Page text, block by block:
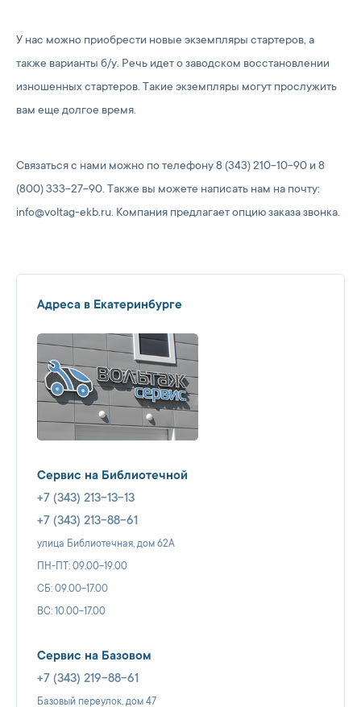
У нас можно приобрести новые экземпляры стартеров, а
также варианты б/у. Речь идет о заводском восстановлении
изношенных стартеров. Такие экземпляры могут прослужить
вам еще долгое время.
Связаться с нами можно по телефону 8 (343) 210-10-90 и 8
(800) 333-27-90. Также вы можете написать нам на почту:
info@voltag-ekb.ru. Компания предлагает опцию заказа звонка.
Адреса в Екатеринбурге
Сервис на Библиотечной
+7 (343) 213-13-13
+7 (343) 213-88-61
улица Библиотечная, дом 62А
ПН-ПТ: 09.00-19.00
СБ: 09.00-17.00
ВС: 10.00-17.00
Сервис на Базовом
+7 (343) 219-88-61
Базовый переулок, дом 47